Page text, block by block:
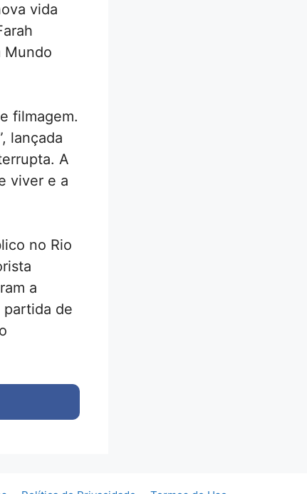
vida
Mundo
filmagem.
lançada
A
viver e a
no Rio
a
partida de